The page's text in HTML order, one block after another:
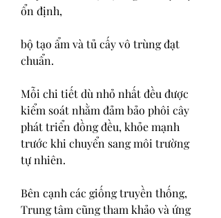
ổn định,
bộ tạo ẩm và tủ cấy vô trùng đạt
chuẩn.
Mỗi chi tiết dù nhỏ nhất đều được
kiểm soát nhằm đảm bảo phôi cây
phát triển đồng đều, khỏe mạnh
trước khi chuyển sang môi trường
tự nhiên.
Bên cạnh các giống truyền thống,
Trung tâm cũng tham khảo và ứng